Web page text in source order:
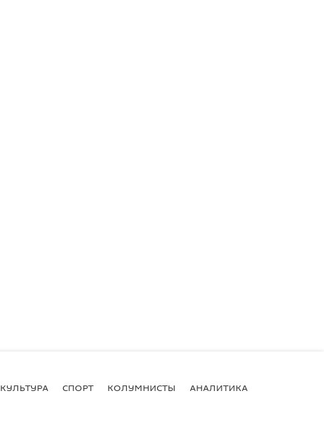
КУЛЬТУРА СПОРТ КОЛУМНИСТЫ АНАЛИТИКА